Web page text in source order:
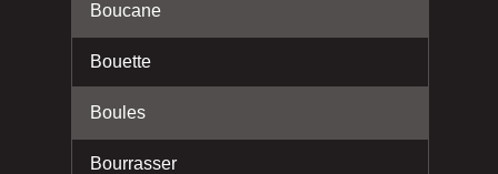
Boucane
Bouette
Boules
Bourrasser